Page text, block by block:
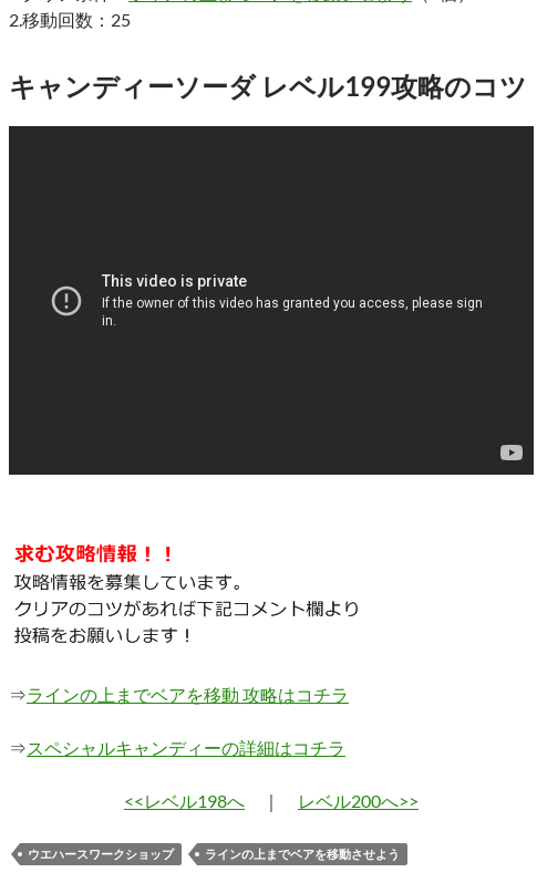
2.移動回数：25
キャンディーソーダ レベル199攻略のコツ
⇒ラインの上までベアを移動 攻略はコチラ
⇒スペシャルキャンディーの詳細はコチラ
<<レベル198へ ｜ レベル200へ>>
ウエハースワークショップ ラインの上までベアを移動させよう